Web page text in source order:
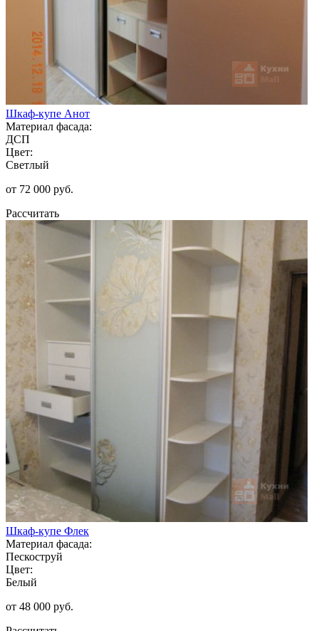
Шкаф-купе Анот
Материал фасада:
ДСП
Цвет:
Светлый
от 72 000 руб.
Рассчитать
Шкаф-купе Флек
Материал фасада:
Пескоструй
Цвет:
Белый
от 48 000 руб.